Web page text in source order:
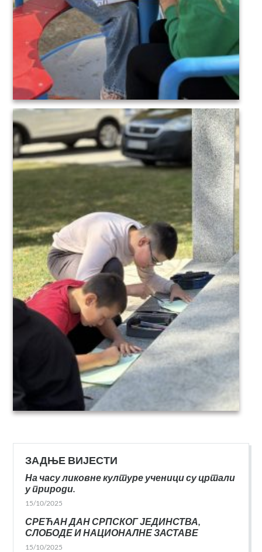
ЗАДЊЕ ВИЈЕСТИ
На часу ликовне културе ученици су цртали
у природи.
15/10/2025
СРЕЋАН ДАН СРПСКОГ ЈЕДИНСТВА,
СЛОБОДЕ И НАЦИОНАЛНЕ ЗАСТАВЕ
15/10/2025